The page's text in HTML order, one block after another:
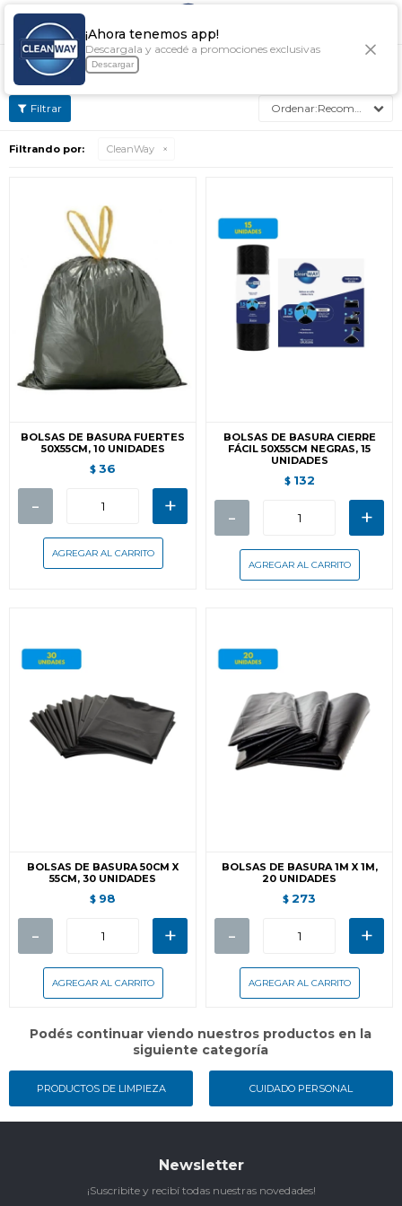
¡Ahora tenemos app!
Descargala y accedé a promociones exclusivas
Descargar

BOLSAS Y PAPELES CLEANWAY
Recomendados
Filtrando por: CleanWay
BOLSAS DE BASURA FUERTES
50X55CM, 10 UNIDADES
$ 36
- +
BOLSAS DE BASURA CIERRE
FÁCIL 50X55CM NEGRAS, 15
UNIDADES
$ 132
- +
BOLSAS DE BASURA 50CM X
55CM, 30 UNIDADES
$ 98
- +
BOLSAS DE BASURA 1M X 1M,
20 UNIDADES
$ 273
- +
PRODUCTOS DE LIMPIEZA
Podés continuar viendo nuestros productos en la
siguiente categoría
CUIDADO PERSONAL
Newsletter
¡Suscribite y recibí todas nuestras novedades!